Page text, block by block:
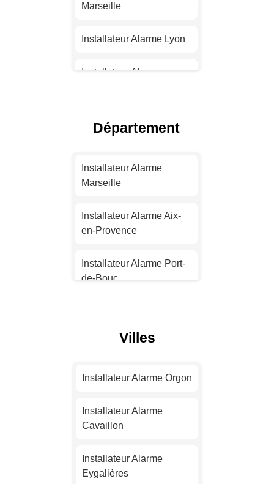
Marseille
Installateur Alarme Lyon
Installateur Alarme
Installateur Alarme Nice
Nantes
Strasbourg
Montpellier
Installateur Alarme Lille
Installateur Alarme
Installateur Alarme
Installateur Alarme Le
Département
Installateur Alarme
Marseille
Installateur Alarme Aix-
en-Provence
Installateur Alarme Port-
de-Bouc
Marignane
Installateur Alarme
Villes
Installateur Alarme Orgon
Installateur Alarme
Cavaillon
Installateur Alarme
Eygalières